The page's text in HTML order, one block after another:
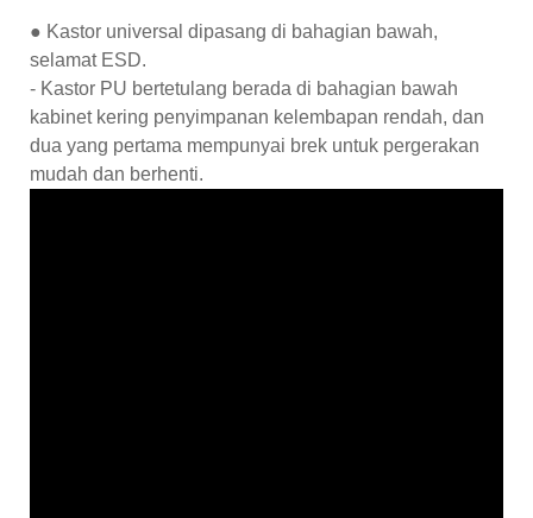
● Kastor universal dipasang di bahagian bawah,
selamat ESD.
- Kastor PU bertetulang berada di bahagian bawah
kabinet kering penyimpanan kelembapan rendah, dan
dua yang pertama mempunyai brek untuk pergerakan
mudah dan berhenti.